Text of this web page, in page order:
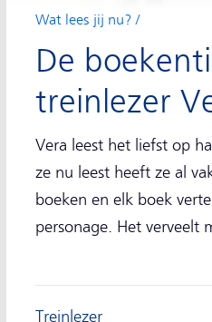
Wat lees jij nu?
De
treinlezer
Vera leest het liefst op
ze nu leest heeft ze al
boeken en elk boek
personage. Het verveelt
Treinlezer